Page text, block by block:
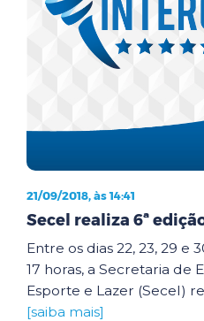
21/09/2018, às 14:41
Secel realiza 6ª
Entre os dias 22, 23, 29 e
17 horas, a Secretaria de
Esporte e Lazer (Secel)
[saiba mais]